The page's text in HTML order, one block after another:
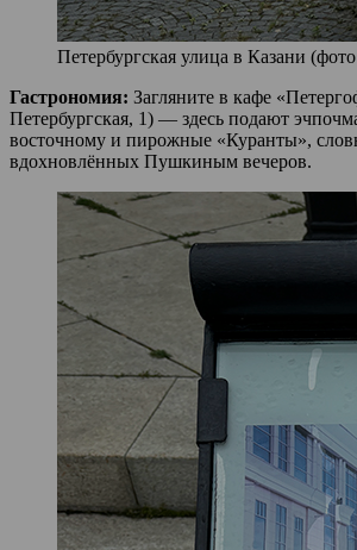
Петербургская улица в Казани
Гастрономия: Загляните в кафе
Петербургская, 1) — здесь подают
восточному и пирожные «Куранты»,
вдохновлённых Пушкиным вечеров.